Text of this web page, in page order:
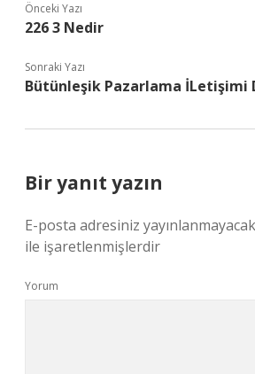
Önceki Yazı
226 3 Nedir
Sonraki Yazı
Bütünleşik Pazarlama İLetişimi
Bir yanıt yazın
E-posta adresiniz
ile işaretlenmişlerdir
Yorum